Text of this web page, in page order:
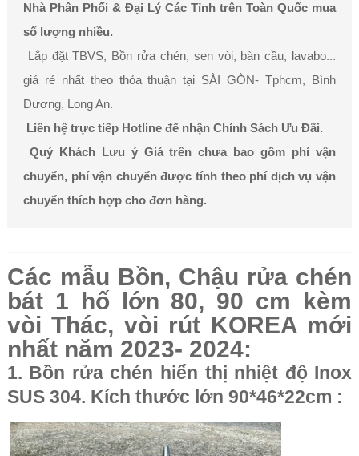
Nhà Phân Phối & Đại Lý Các Tỉnh trên Toàn Quốc mua
số lượng nhiều.
Lắp đặt TBVS, Bồn rửa chén, sen vòi, bàn cầu, lavabo...
giá rẻ nhất theo thỏa thuận tại SÀI GÒN- Tphcm, Bình
Dương, Long An.
Liên hệ trực tiếp Hotline để nhận Chính Sách Ưu Đãi.
Quý Khách Lưu ý Giá trên chưa bao gồm phí vận
chuyển, phí vận chuyển được tính theo phí dịch vụ vận
chuyển thích hợp cho đơn hàng.
Các mẫu Bồn, Chậu rửa chén
bát 1 hố lớn 80, 90 cm kèm
vòi Thác, vòi rút KOREA mới
nhất năm 2023- 2024:
1. Bồn rửa chén hiển thị nhiệt độ Inox
SUS 304. Kích thước lớn 90*46*22cm :